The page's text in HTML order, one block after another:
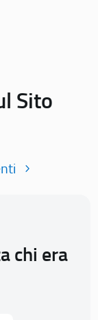
Sito
chi era